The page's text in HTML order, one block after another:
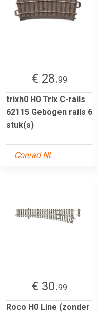
€ 28.99
trixh0 H0 Trix C-rails
62115 Gebogen rails 6
stuk(s)
Conrad NL
€ 30.99
Roco H0 Line (zonder